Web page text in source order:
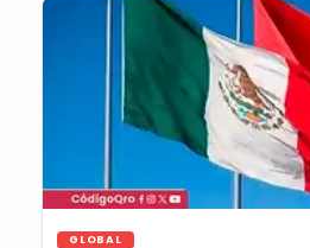
GLOBAL